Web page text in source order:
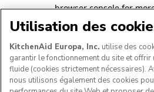
browser console for
Utilisation des
KitchenAid Europa, Inc. utilise des
garantir le fonctionnement du site et offrir
fluide (cookies strictement nécessaires).
nous utilisons également des cookies